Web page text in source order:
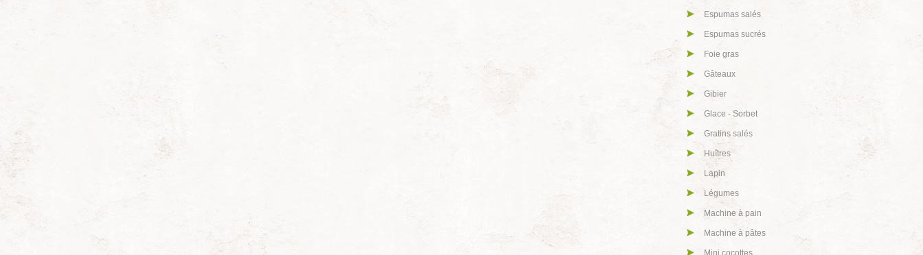
Espumas salés
Espumas sucrés
Foie gras
Gâteaux
Gibier
Glace - Sorbet
Gratins salés
Huîtres
Lapin
Légumes
Machine à pain
Machine à pâtes
Mini cocottes